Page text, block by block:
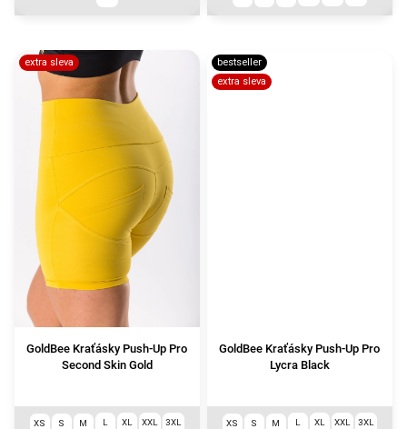
extra sleva
GoldBee Kraťásky Push-Up Pro
Second Skin Gold
XS S M L XL XXL 3XL
bestseller
extra sleva
GoldBee Kraťásky Push-Up Pro
Lycra Black
XS S M L XL XXL 3XL